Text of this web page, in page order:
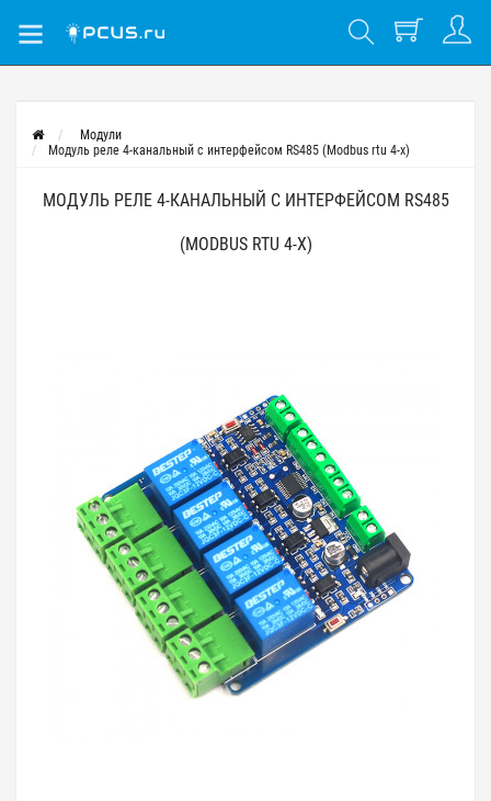
Модули
Модуль реле 4-канальный с интерфейсом RS485 (Modbus rtu 4-x)
МОДУЛЬ РЕЛЕ 4-КАНАЛЬНЫЙ С ИНТЕРФЕЙСОМ RS485
(MODBUS RTU 4-X)